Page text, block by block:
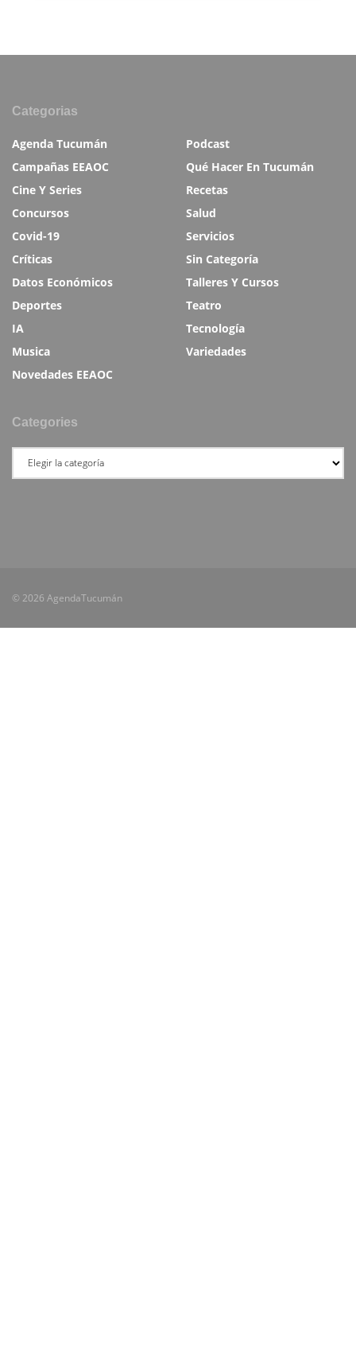
Categorias
Agenda Tucumán
Campañas EEAOC
Cine Y Series
Concursos
Covid-19
Críticas
Datos Económicos
Deportes
IA
Musica
Novedades EEAOC
Podcast
Qué Hacer En Tucumán
Recetas
Salud
Servicios
Sin Categoría
Talleres Y Cursos
Teatro
Tecnología
Variedades
Categories
© 2026 AgendaTucumán